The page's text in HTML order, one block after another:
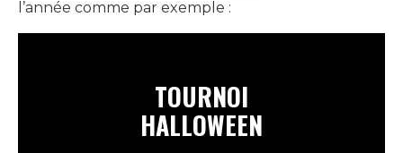
l’année comme par exemple :
TOURNOI
HALLOWEEN